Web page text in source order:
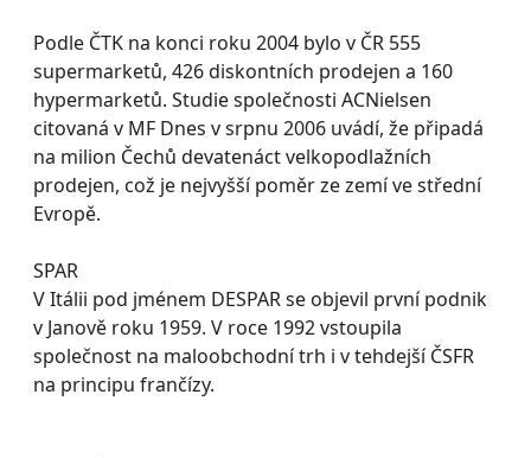
Podle ČTK na konci roku 2004 bylo v ČR 555
supermarketů, 426 diskontních prodejen a 160
hypermarketů. Studie společnosti ACNielsen
citovaná v MF Dnes v srpnu 2006 uvádí, že připadá
na milion Čechů devatenáct velkopodlažních
prodejen, což je nejvyšší poměr ze zemí ve střední
Evropě.
SPAR
V Itálii pod jménem DESPAR se objevil první podnik
v Janově roku 1959. V roce 1992 vstoupila
společnost na maloobchodní trh i v tehdejší ČSFR
na principu frančízy.